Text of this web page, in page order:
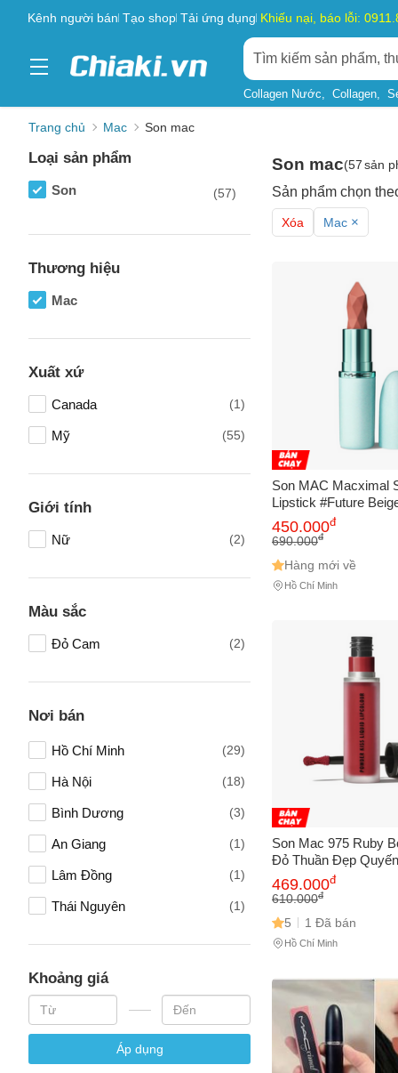
Kênh người bán Tạo shop Tải ứng dụng Khiếu nại, báo lỗi:
Collagen Nước Collagen
Trang chủ Mac Son mac
Loại sản phẩm
Son (57)
Thương hiệu
Mac
Xuất xứ
Canada (1)
Mỹ (55)
Giới tính
Nữ (2)
Màu sắc
Đỏ Cam (2)
Nơi bán
Hồ Chí Minh (29)
Hà Nội (18)
Bình Dương (3)
An Giang (1)
Lâm Đồng (1)
Thái Nguyên (1)
Khoảng giá
Áp dụng
Son mac(57 sản
Sản phẩm chọn
Xóa Mac ×
Son MAC Macximal
Lipstick #Future
Cao Cấp Chất Satin
Món Quà Hoàn Hảo
450.000đ
690.000đ
Hàng mới về
Hồ Chí Minh
Son Mac 975 Ruby
Đỏ Thuần Đẹp
Cấp Mỹ, Dễ Sử
Lâu, Trang Điểm Tự
469.000đ
610.000đ
5 1 Đã bán
Hồ Chí Minh
Số điện
Email